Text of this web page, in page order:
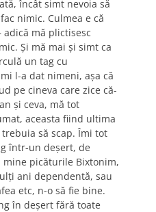
încât simt nevoia să
nimic. Culmea e că
adică mă plictisesc
Şi mă mai şi simt ca
un tag cu
l-a dat nimeni, aşa că
pe cineva care zice că-
şi ceva, mă tot
aceasta fiind ultima
să scap. Îmi tot
într-un deşert, de
mine picăturile Bixtonim,
ani dependentă, sau
etc, n-o să fie bine.
în deşert fără toate